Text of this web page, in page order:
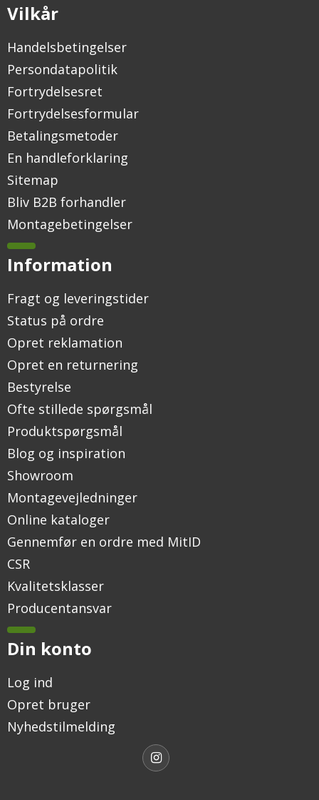
Vilkår
Handelsbetingelser
Persondatapolitik
Fortrydelsesret
Fortrydelsesformular
Betalingsmetoder
En handleforklaring
Sitemap
Bliv B2B forhandler
Montagebetingelser
Information
Fragt og leveringstider
Status på ordre
Opret reklamation
Opret en returnering
Bestyrelse
Ofte stillede spørgsmål
Produktspørgsmål
Blog og inspiration
Showroom
Montagevejledninger
Online kataloger
Gennemfør en ordre med MitID
CSR
Kvalitetsklasser
Producentansvar
Din konto
Log ind
Opret bruger
Nyhedstilmelding